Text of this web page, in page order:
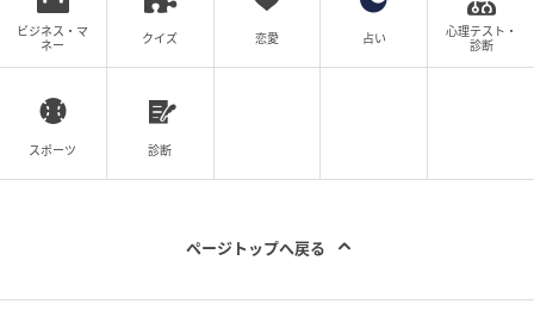
ビジネス・マ
ネー
クイズ 恋愛 占い
心理テスト・
診断
スポーツ 診断
ページトップへ戻る